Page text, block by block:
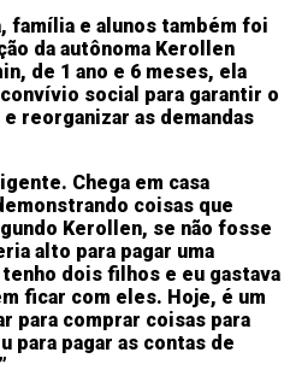
família e alunos também foi
da autônoma Kerollen
de 1 ano e 6 meses, ela
social para garantir o
reorganizar as demandas
Chega em casa
coisas que
Kerollen, se não fosse
alto para pagar uma
dois filhos e eu gastava
ficar com eles. Hoje, é um
para comprar coisas para
para pagar as contas de